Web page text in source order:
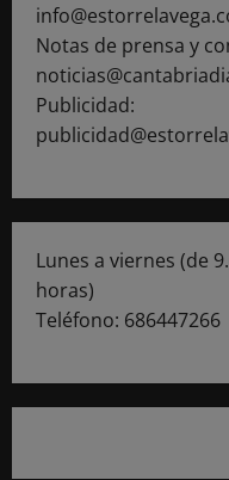
Notas de prensa y
Publicidad:
Lunes a viernes (de
horas)
Teléfono: 686447266